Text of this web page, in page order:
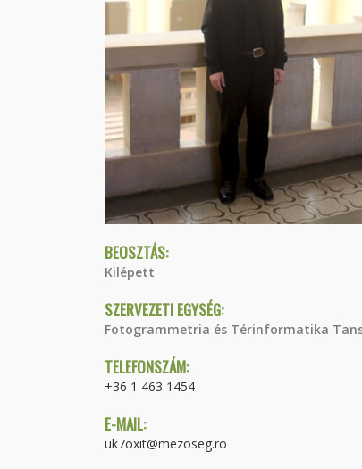
BEOSZTÁS:
Kilépett
SZERVEZETI EGYSÉG:
Fotogrammetria és Térinformatika
TELEFONSZÁM:
+36 1 463 1454
E-MAIL:
uk7oxit@mezoseg.ro